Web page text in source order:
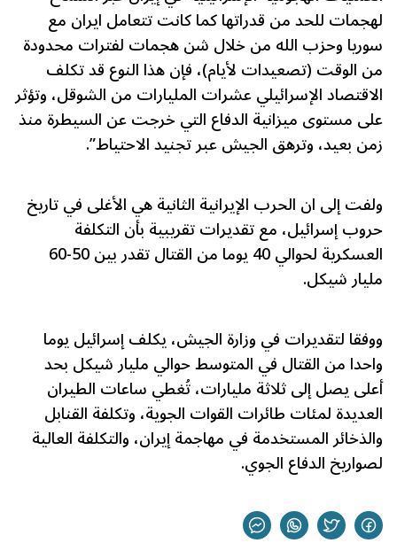
لهجمات للحد من قدراتها كما كانت تتعامل ايران مع
سوريا وحزب الله من خلال شن هجمات لفترات محدودة
من الوقت (تصعيدات لأيام)، فإن هذا النوع قد تكلف
الاقتصاد الإسرائيلي عشرات المليارات من الشوقل، وتؤثر
على مستوى ميزانية الدفاع التي خرجت عن السيطرة منذ
زمن بعيد، وترهق الجيش عبر تجنيد الاحتياط”.
ولفت إلى ان الحرب الإيرانية الثانية هي الأغلى في تاريخ
حروب إسرائيل، مع تقديرات تقريبية بأن التكلفة
العسكرية لحوالي 40 يوما من القتال تقدر بين 50-60
مليار شيكل.
ووفقا لتقديرات في وزارة الجيش، يكلف إسرائيل يوما
واحدا من القتال في المتوسط حوالي مليار شيكل بحد
أعلى يصل إلى ثلاثة مليارات، تُغطي ساعات الطيران
العديدة لمئات طائرات القوات الجوية، وتكلفة القنابل
والذخائر المستخدمة في مهاجمة إيران، والتكلفة العالية
لصواريخ الدفاع الجوي.